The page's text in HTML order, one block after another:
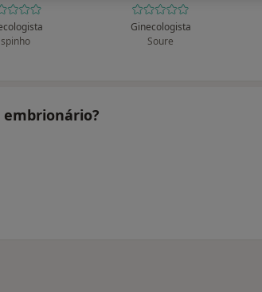
Ginecologista
Soure